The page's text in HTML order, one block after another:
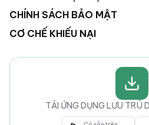
CHÍNH SÁCH BẢO MẬT
CƠ CHẾ KHIẾU NẠI
TẢI ỨNG DỤNG LƯU TRÚ